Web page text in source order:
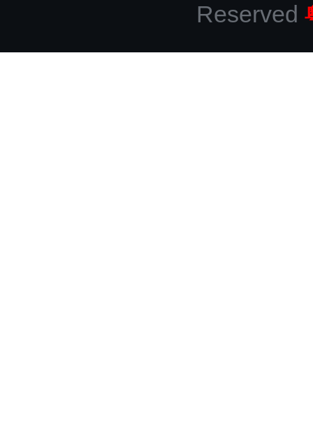
Reserved